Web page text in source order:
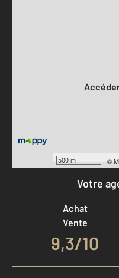
500 m ©
Votre
Achat
Vente
9,3/10